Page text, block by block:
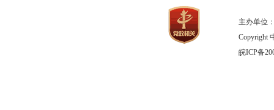
主办单位
Copyright
皖ICP备